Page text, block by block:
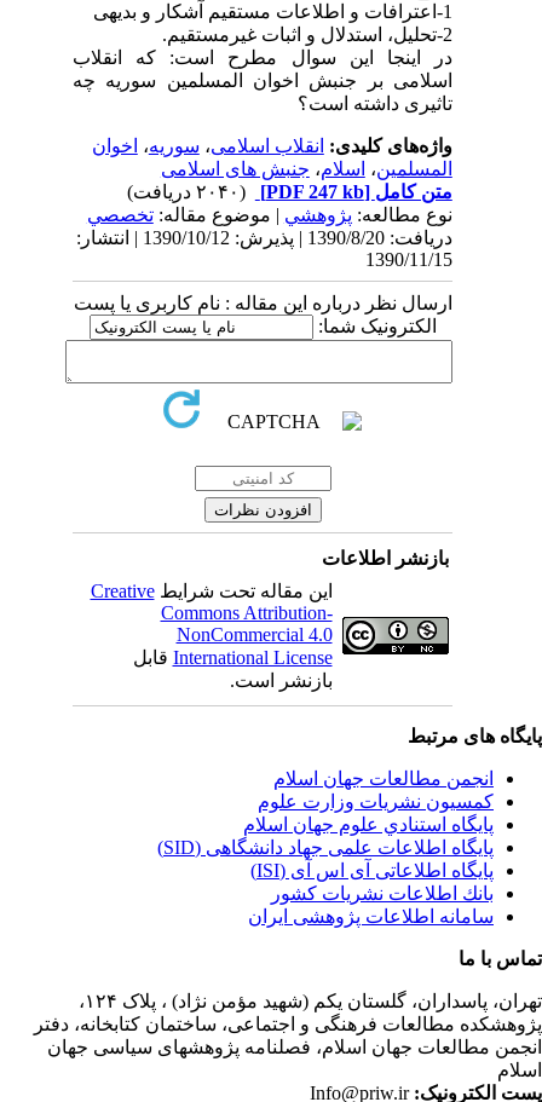
در اینجا این سوال مطرح است: که انقلاب
اسلامی بر جنبش اخوان المسلمین سوریه چه
تاثیری داشته است؟
واژه‌های کلیدی:انقلاب اسلامی،سوریه،اخوان
المسلمین،اسلام،جنبش های اسلامی
متن کامل[PDF 247 kb]
نوع مطالعه:پژوهشي| موضوع مقاله:تخصصي
دریافت: 1390/8/20 | پذیرش: 1390/10/12 | انتشار:
1390/11/15
ارسال نظر درباره این مقاله : نام کاربری یا پست
الکترونیک شما:
بازنشر اطلاعات
این مقاله تحت شرایطCreative
Commons Attribution-
NonCommercial 4.0
International Licenseقابل
بازنشر است.
های مرتبط
انجمن مطالعات جهان اسلام
کمسیون نشریات وزارت علوم
پايگاه استنادي علوم جهان اسلام
پایگاه اطلاعات علمی جهاد دانشگاهی (SID)
پایگاه اطلاعاتی آی اس آی (ISI)
بانك اطلاعات نشريات كشور
سامانه اطلاعات پژوهشی ایران
با ما
پاسداران، گلستان یکم (شهید مؤمن نژاد) ، پلاک ۱۲۴،
مطالعات فرهنگی و اجتماعی، ساختمان کتابخانه، دفتر
مطالعات جهان اسلام، فصلنامه پژوهشهای سیاسی جهان
الکترونیک:Info@priw.ir